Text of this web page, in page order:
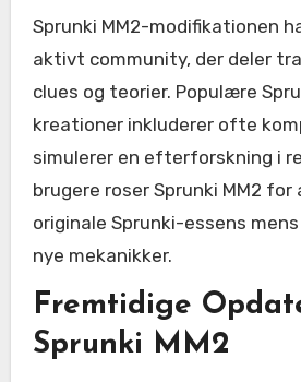
Sprunki MM2-modifikationen
aktivt community, der deler
clues og teorier. Populære
kreationer inkluderer ofte
simulerer en efterforskning i
brugere roser Sprunki MM2 for
originale Sprunki-essens
nye mekanikker.
Fremtidige
Sprunki MM2